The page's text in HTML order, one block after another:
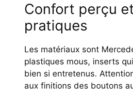
Confort perçu
pratiques
Les matériaux sont
plastiques mous, inserts
bien si entretenus.
aux finitions des boutons